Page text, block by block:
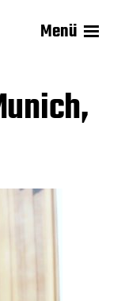
Menü